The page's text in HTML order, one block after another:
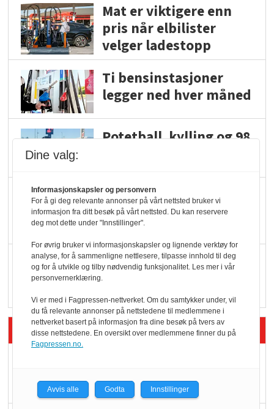
Mat er viktigere enn
pris når elbilister
velger ladestopp
Ti bensinstasjoner
legger ned hver måned
Potetball, kylling og 98
KBS-bransjen i
endring: Stadig større
serveringstilbud
Vokser med ferdigmat
i dagligvare
Siste artikler - Butikk i praksis
dundrer videre
Dine valg:
Informasjonskapsler og personvern
For å gi deg relevante annonser på vårt nettsted bruker vi
informasjon fra ditt besøk på vårt nettsted. Du kan reservere
deg mot dette under "Innstillinger".
For øvrig bruker vi informasjonskapsler og lignende verktøy for
analyse, for å sammenligne nettlesere, tilpasse innhold til deg
og for å utvikle og tilby nødvendig funksjonalitet. Les mer i vår
personvernerklæring.
Vi er med i Fagpressen-nettverket. Om du samtykker under, vil
du få relevante annonser på nettstedene til medlemmene i
nettverket basert på informasjon fra dine besøk på tvers av
disse nettstedene. En oversikt over medlemmene finner du på
Fagpressen.no.
Avvis alle Godta Innstillinger